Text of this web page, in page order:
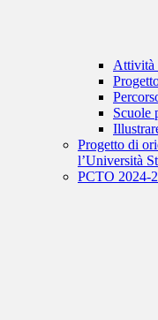
Attività
Scuole
Progetto di
l’Università
PCTO 2024-